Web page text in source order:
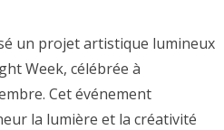
un projet artistique lumineux
Week, célébrée à
Cet événement
la lumière et la créativité